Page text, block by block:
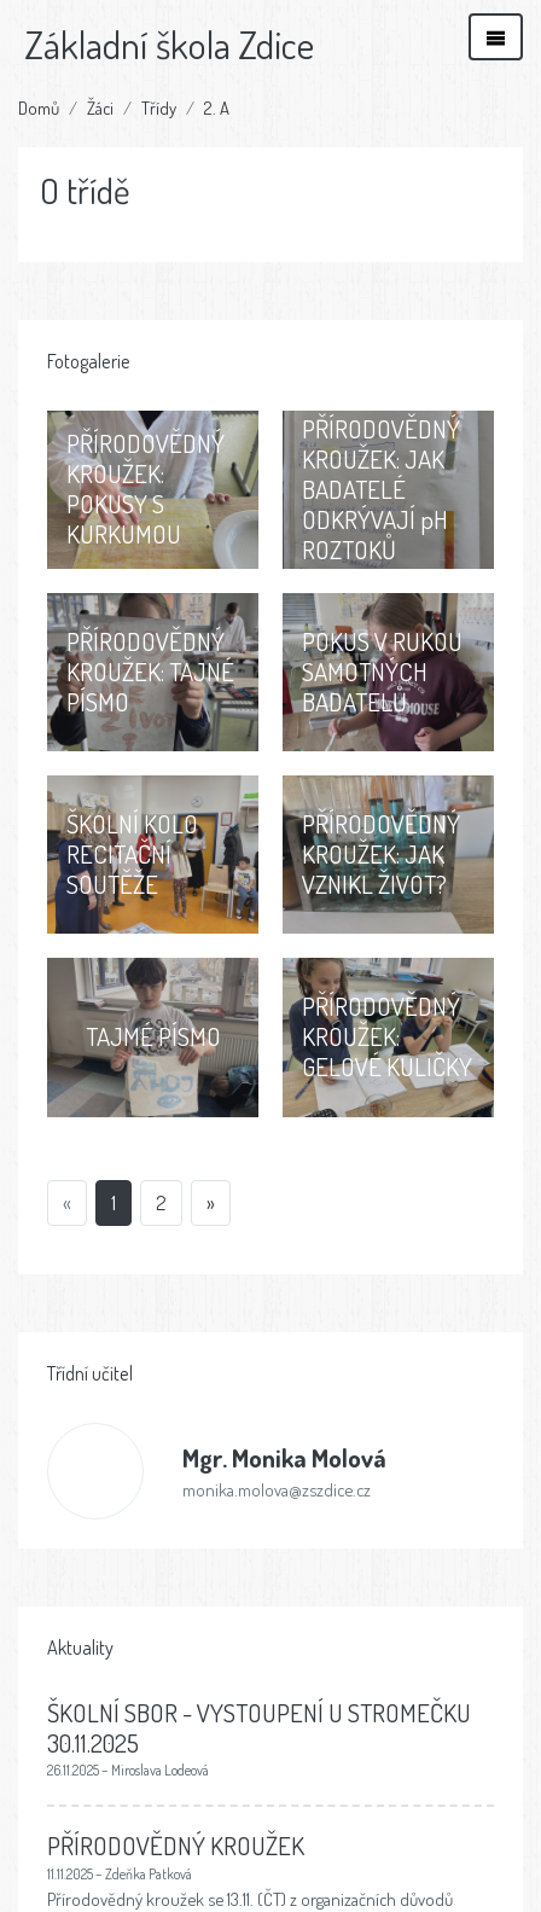
Základní škola Zdice
Domů Žáci Třídy 2. A
O třídě
Fotogalerie
PŘÍRODOVĚDNÝ
KROUŽEK:
POKUSY S
KURKUMOU
PŘÍRODOVĚDNÝ
KROUŽEK: JAK
BADATELÉ
ODKRÝVAJÍ pH
ROZTOKŮ
PŘÍRODOVĚDNÝ
KROUŽEK: TAJNÉ
PÍSMO
POKUS V RUKOU
SAMOTNÝCH
BADATELŮ
ŠKOLNÍ KOLO
RECITAČNÍ
SOUTĚŽE
PŘÍRODOVĚDNÝ
KROUŽEK: JAK
VZNIKL ŽIVOT?
TAJMÉ PÍSMO
PŘÍRODOVĚDNÝ
KROUŽEK:
GELOVÉ KULIČKY
« 1 2 »
Třídní učitel
Mgr.Monika Molová
monika.molova@zszdice.cz
Aktuality
ŠKOLNÍ SBOR - VYSTOUPENÍ U STROMEČKU
30.11.2025
26.11.2025 – Miroslava Lodeová
PŘÍRODOVĚDNÝ KROUŽEK
11.11.2025 – Zdeňka Patková
Přírodovědný kroužek se 13.11. (ČT) z organizačních důvodů